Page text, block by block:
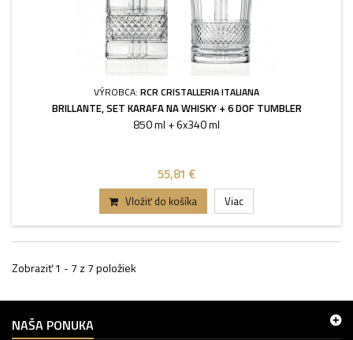
VÝROBCA: RCR CRISTALLERIA ITALIANA
BRILLANTE, SET KARAFA NA WHISKY + 6 DOF TUMBLER
850 ml + 6x340 ml
55,81 €
Vložiť do košíka Viac
Zobraziť 1 - 7 z 7 položiek
NAŠA PONUKA